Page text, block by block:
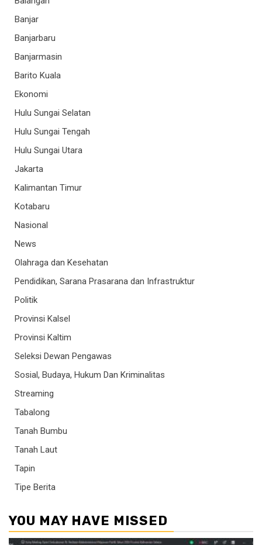
Banjar
Banjarbaru
Banjarmasin
Barito Kuala
Ekonomi
Hulu Sungai Selatan
Hulu Sungai Tengah
Hulu Sungai Utara
Jakarta
Kalimantan Timur
Kotabaru
Nasional
News
Olahraga dan Kesehatan
Pendidikan, Sarana Prasarana dan Infrastruktur
Politik
Provinsi Kalsel
Provinsi Kaltim
Seleksi Dewan Pengawas
Sosial, Budaya, Hukum Dan Kriminalitas
Streaming
Tabalong
Tanah Bumbu
Tanah Laut
Tapin
Tipe Berita
YOU MAY HAVE MISSED